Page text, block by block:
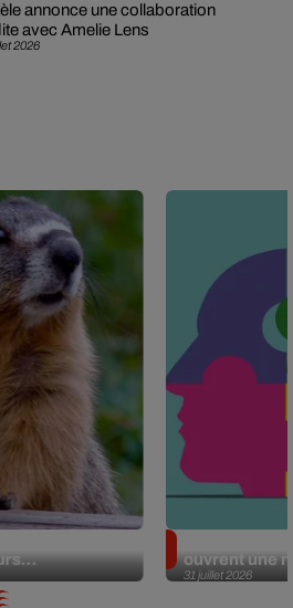
2026
annonce une collaboration
avec Amelie Lens
31 juillet 2026
ouvrent une